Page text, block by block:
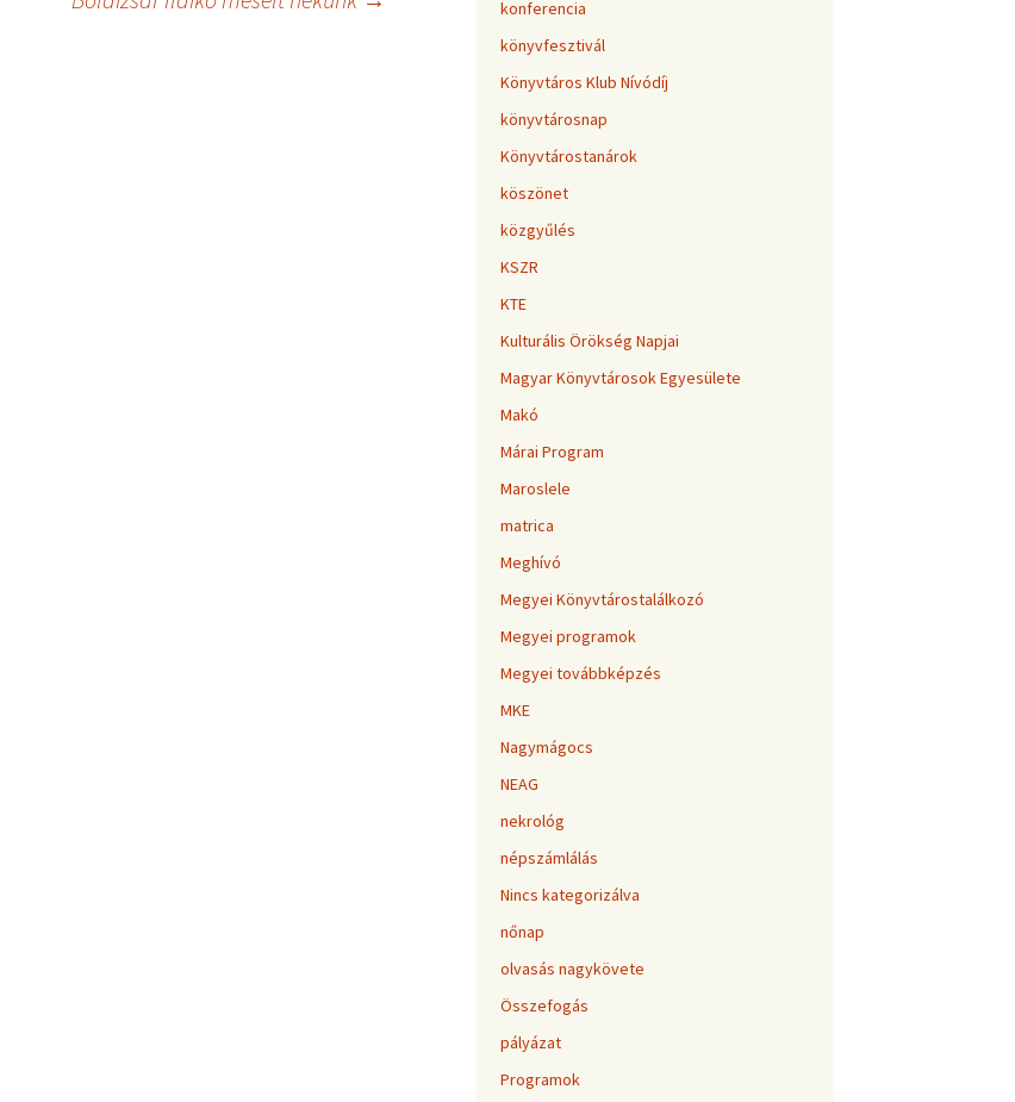
konferencia
könyvfesztivál
Könyvtáros Klub Nívódíj
könyvtárosnap
Könyvtárostanárok
köszönet
közgyűlés
KSZR
KTE
Kulturális Örökség Napjai
Magyar Könyvtárosok Egyesülete
Makó
Márai Program
Maroslele
matrica
Meghívó
Megyei Könyvtárostalálkozó
Megyei programok
Megyei továbbképzés
MKE
Nagymágocs
NEAG
nekrológ
népszámlálás
Nincs kategorizálva
nőnap
olvasás nagykövete
Összefogás
pályázat
Programok